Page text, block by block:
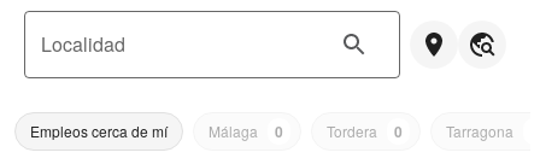
Localidad
Empleos cerca de mí Málaga 0 Tordera 0 Tarragona